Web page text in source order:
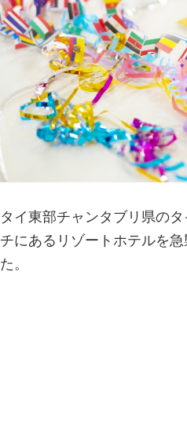
タイ東部チャンタブリ県の
チにあるリゾートホテルを
た。